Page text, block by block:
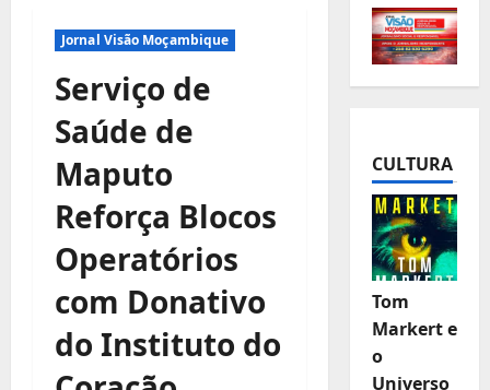
Jornal Visão Moçambique
Serviço de
Saúde de
Maputo
Reforça Blocos
Operatórios
com Donativo
do Instituto do
CULTURA
Tom
Markert e
o
Universo